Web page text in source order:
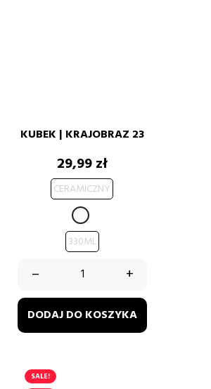
KUBEK | KRAJOBRAZ 23
Cena
29,99 zł
CERAMICZNY
BIAŁY
330ML
– +
DODAJ DO KOSZYKA
SALE!